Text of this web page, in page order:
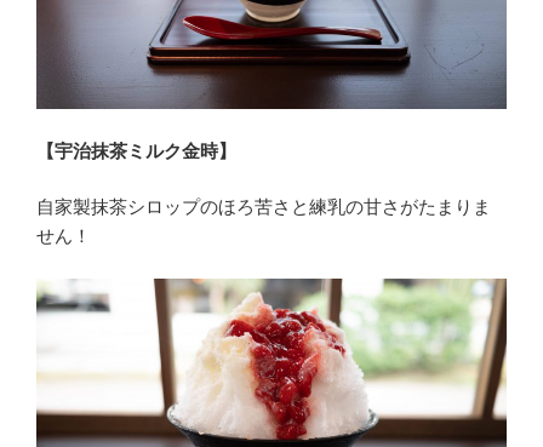
【宇治抹茶ミルク金時】
自家製抹茶シロップのほろ苦さと練乳の甘さがたまりま
せん！